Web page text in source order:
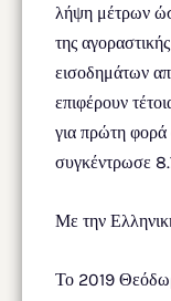
λήψη μέτρων
της
εισοδημάτων
επιφέρουν
για πρώτη φορά
συγκέντρωσε
Με την
Το 2019